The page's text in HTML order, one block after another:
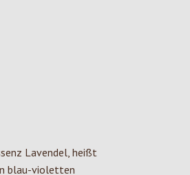
Lavendel, heißt
blau-violetten